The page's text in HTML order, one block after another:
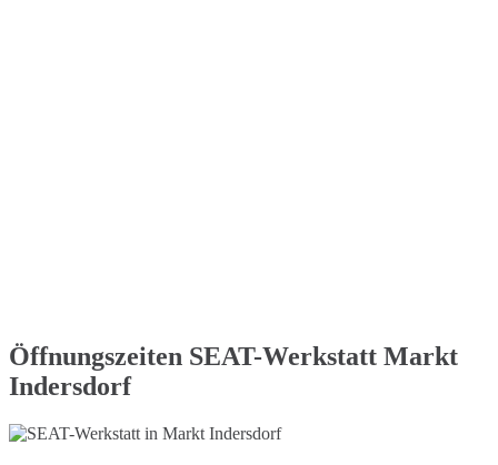
Öffnungszeiten SEAT-Werkstatt Markt
Indersdorf